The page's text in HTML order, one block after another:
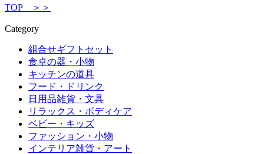
TOP ＞＞
Category
組合せギフトセット
食卓の器・小物
キッチンの道具
フード・ドリンク
日用品雑貨・文具
リラックス・ボディケア
ベビー・キッズ
ファッション・小物
インテリア雑貨・アート